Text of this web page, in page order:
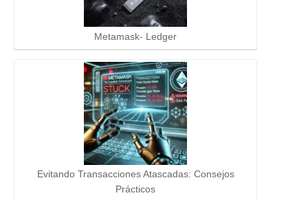
Metamask- Ledger
Evitando Transacciones Atascadas: Consejos
Prácticos